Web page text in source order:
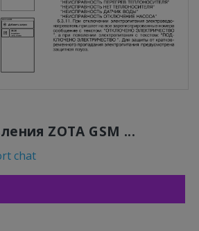
ZOTA GSM ...
chat